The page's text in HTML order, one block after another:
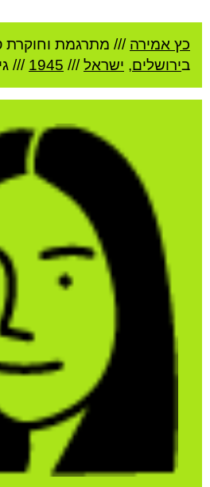
כץ אמירה /// מתרגמת וחוקרת
בירושלים, ישראל///
1945
///